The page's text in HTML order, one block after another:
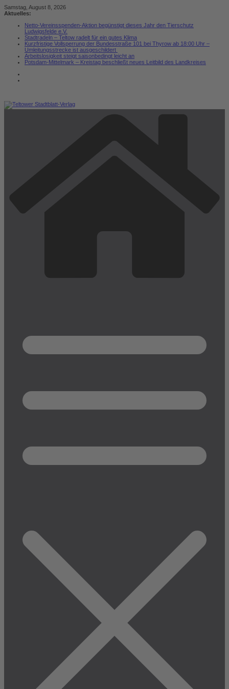
Zum
Inhalt
Samstag, August 8, 2026
Aktuelles:
Netto-Vereinsspenden-Aktion begünstigt dieses Jahr den Tierschutz
Ludwigsfelde e.V.
Stadtradeln – Teltow radelt für ein gutes Klima
Kurzfristige Vollsperrung der Bundesstraße 101 bei Thyrow ab 18:00 Uhr –
Umleitungsstrecke ist ausgeschildert
Arbeitslosigkeit steigt saisonbedingt leicht an
Potsdam-Mittelmark – Kreistag beschließt neues Leitbild des Landkreises